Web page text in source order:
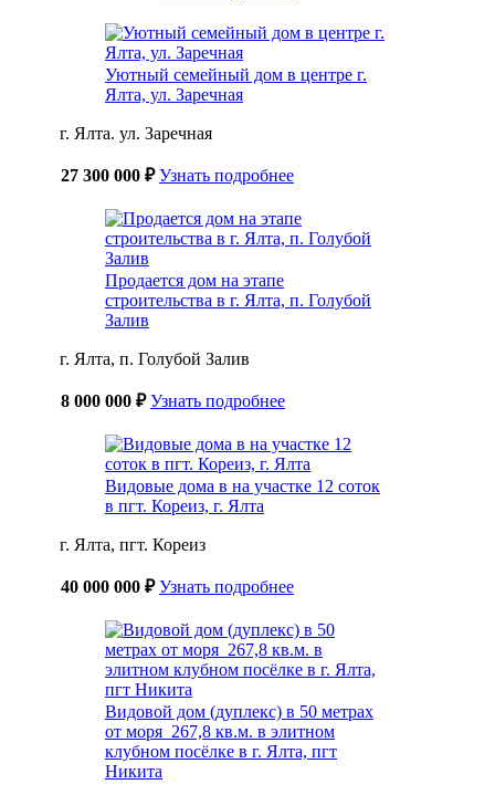
Уютный семейный дом в центре г.
Ялта, ул. Заречная
г. Ялта. ул. Заречная
27 300 000 ₽ Узнать подробнее
Продается дом на этапе
строительства в г. Ялта, п. Голубой
Залив
г. Ялта, п. Голубой Залив
8 000 000 ₽ Узнать подробнее
Видовые дома в на участке 12 соток
в пгт. Кореиз, г. Ялта
г. Ялта, пгт. Кореиз
40 000 000 ₽ Узнать подробнее
Видовой дом (дуплекс) в 50 метрах
от моря 267,8 кв.м. в элитном
клубном посёлке в г. Ялта, пгт
Никита